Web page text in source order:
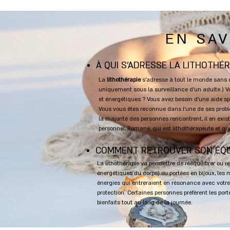
Pendentif serti ovale
améthyste
Prix original
24,90 €Prix promotionnel
14,94 €
Ajouter au panier >
EN
À QUI S'ADRESSE LA
La lithothérapies'adresse à tout le monde sans
uniquement sous la surveillance d'un adulte.)
et énergétiques ? Vous avez besoin d’une aide
Vous vous êtes reconnue dans l'une de ses
la majorité des personnes rencontrent, il en
personnel,Romane, qui est lithothérapeute et
COMMENT RETROUVER SON
La lithothérapie va permettre de rééquilibrer ou
énergétiques du corps) ou portées en bijoux,
énergies qui entreraient en résonance avec
protection. Certaines personnes préfèrent les
bienfaits tout au long de la journée.